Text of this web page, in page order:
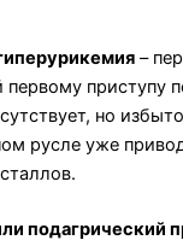
–
приступу
но
русле уже
подагрический